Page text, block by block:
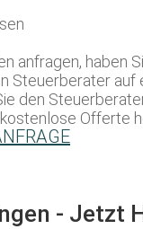
anfragen, haben
Steuerberater
den
Offerte
- Jetzt